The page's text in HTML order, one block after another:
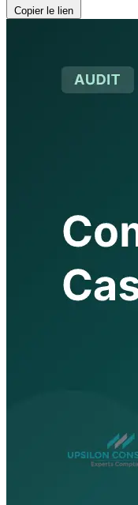
Copier le lien